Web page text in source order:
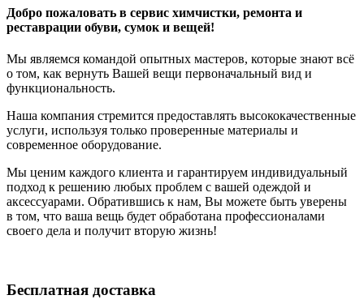
Добро пожаловать в сервис химчистки, ремонта и
реставрации обуви, сумок и вещей!
Мы являемся командой опытных мастеров, которые знают всё
о том, как вернуть Вашей вещи первоначальный вид и
функциональность.
Наша компания стремится предоставлять высококачественные
услуги, используя только проверенные материалы и
современное оборудование.
Мы ценим каждого клиента и гарантируем индивидуальный
подход к решению любых проблем с вашей одеждой и
аксессуарами. Обратившись к нам, Вы можете быть уверены
в том, что ваша вещь будет обработана профессионалами
своего дела и получит вторую жизнь!
Бесплатная доставка